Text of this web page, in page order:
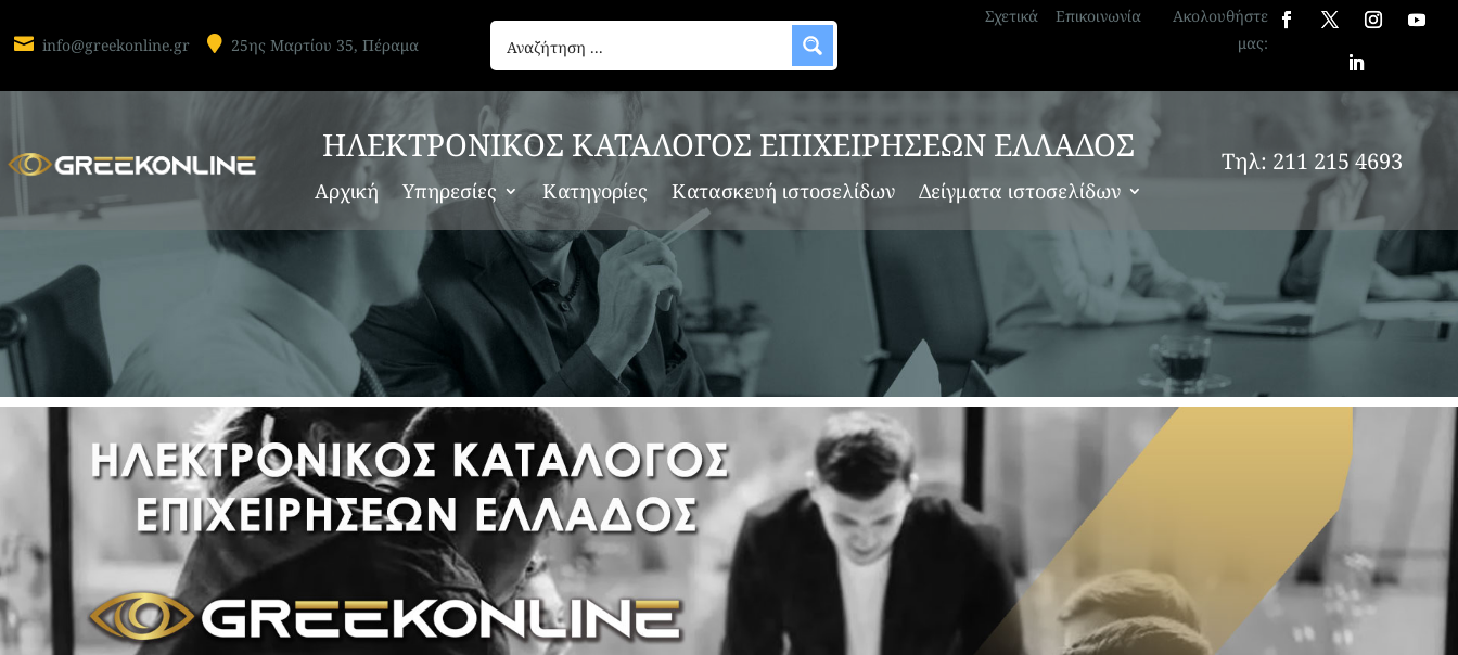
 info@greekonline.gr  25ης Μαρτίου 35, Πέραμα
Σχετικά Επικοινωνία
Ακολουθήστε
μας:
ΗΛΕΚΤΡΟΝΙΚΟΣ ΚΑΤΑΛΟΓΟΣ ΕΠΙΧΕΙΡΗΣΕΩΝ ΕΛΛΑΔΟΣ
Αρχική Υπηρεσίες Κατηγορίες Κατασκευή ιστοσελίδων Δείγματα ιστοσελίδων
Τηλ: 211 215 4693